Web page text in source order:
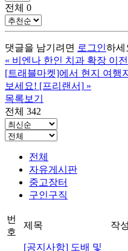
전체 0
댓글을 남기려면 로그인하세
« 비엔나 한인 치과 확장 이
[트래블마켓]에서 현지 여행
보세요! [프리랜서] »
목록보기
전체 342
전체
자유게시판
중고장터
구인구직
번
호
제목 작
[공지사항] 도배 및